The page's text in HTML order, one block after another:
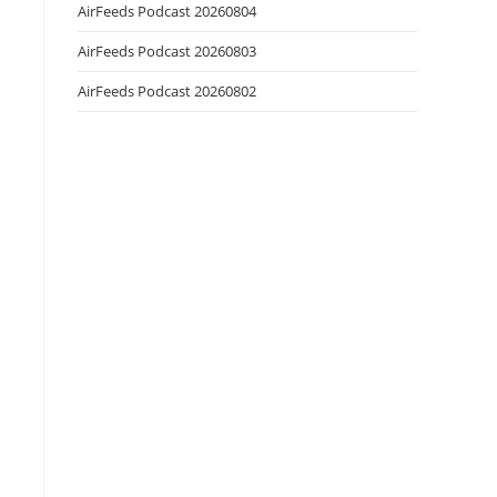
AirFeeds Podcast 20260804
AirFeeds Podcast 20260803
AirFeeds Podcast 20260802